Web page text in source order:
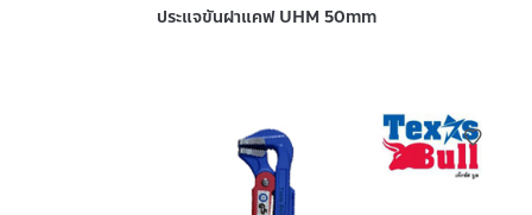
ประแจขันฝาแคฟ UHM 50mm